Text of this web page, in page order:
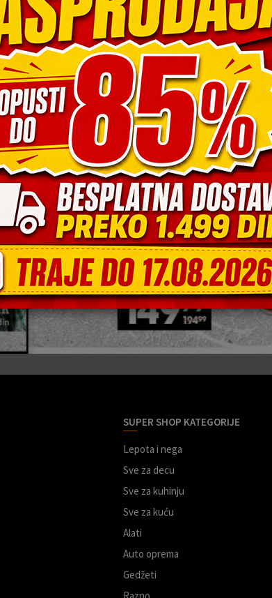
SUPER SHOP KATEGORIJE
Lepota i nega
Sve za decu
Sve za kuhinju
Sve za kuću
Alati
Auto oprema
Gedžeti